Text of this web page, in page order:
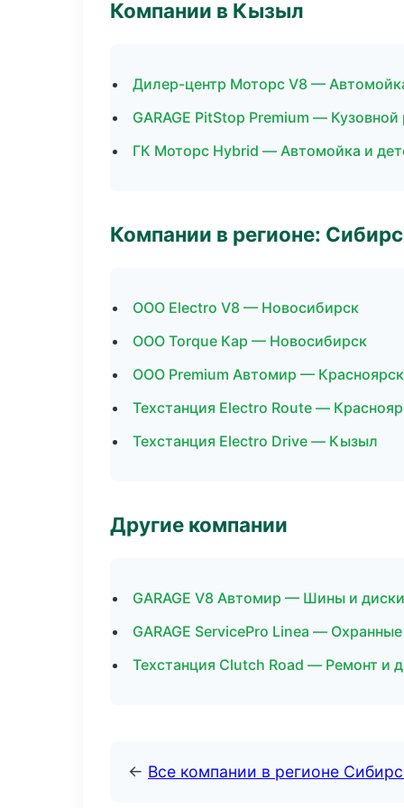
Компании в Кызыл
Дилер-центр Моторс V8 —
GARAGE PitStop Premium —
ГК Моторс Hybrid — Автомойка и
Компании в регионе:
ООО Electro V8 — Новосибирск
ООО Torque Кар — Новосибирск
ООО Premium Автомир — Красноярск
Техстанция Electro Route —
Техстанция Electro Drive — Кызыл
Другие компании
GARAGE V8 Автомир — Шины и
GARAGE ServicePro Linea —
Техстанция Clutch Road — Ремонт и
← Все компании в регионе